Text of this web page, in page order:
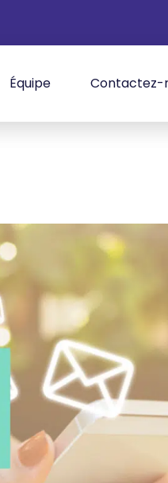
Équipe Contactez-